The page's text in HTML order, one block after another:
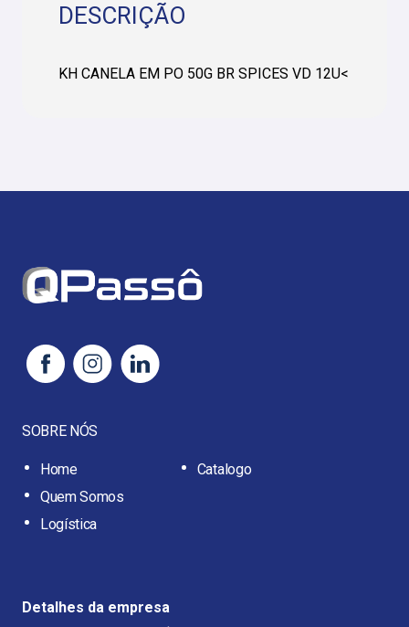
DESCRIÇÃO
KH CANELA EM PO 50G BR SPICES VD 12U<
SOBRE NÓS
Home
Quem Somos
Logística
Catalogo
Detalhes da empresa